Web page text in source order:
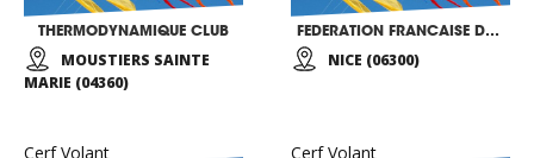
THERMODYNAMIQUE CLUB
MOUSTIERS SAINTE
MARIE (04360)
FEDERATION FRANCAISE DE VOL LIBRE
NICE (06300)
Cerf Volant Cerf Volant